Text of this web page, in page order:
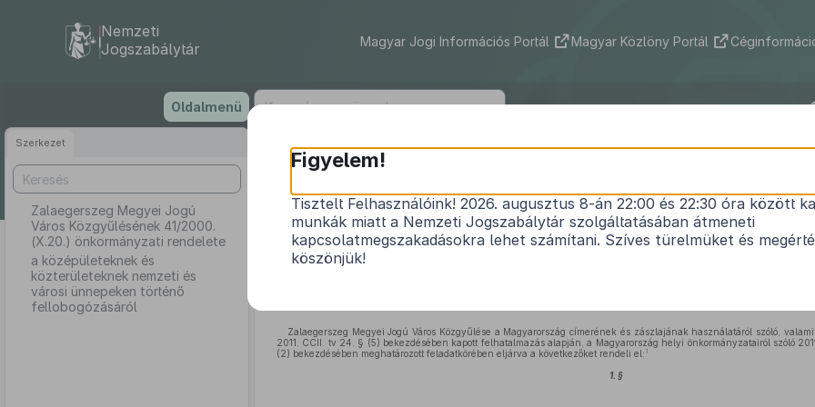
tartalomra
Nemzeti
Jogszabálytár
Magyar Jogi Információs Portál Magyar Közlöny Portál
Oldalmenü
Szerkezet
Zalaegerszeg Megyei Jogú
Város Közgyűlésének 41/2000.
(X.20.) önkormányzati rendelete
a középületeknek és
közterületeknek nemzeti és
városi ünnepeken történő
fellobogózásáról
Zalaegerszeg Megyei Jogú Város
a középületeknek és közterületeknek nemzeti és városi
Zalaegerszeg Megyei Jogú Város Közgyűlése a Magyarország címerének és zászlajának használatáról szóló,
2011. CCII. tv 24. § (5) bekezdésében kapott felhatalmazás alapján, a Magyarország helyi önkormányzatairól szóló
(2) bekezdésében meghatározott feladatkörében eljárva a következőket rendeli el: 1
1. §
Figyelem!
Tisztelt Felhasználóink! 2026. augusztus 8-án 22:00 és 22:30 óra között
munkák miatt a Nemzeti Jogszabálytár szolgáltatásában átmeneti
kapcsolatmegszakadásokra lehet számítani. Szíves türelmüket és
köszönjük!